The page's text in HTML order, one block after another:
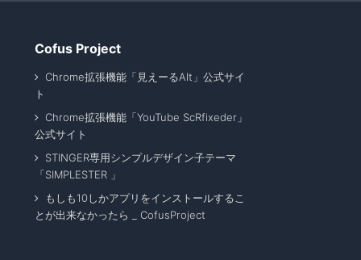
Cofus Project
Chrome拡張機能「見えーるAlt」公式サイ
ト
Chrome拡張機能「YouTube ScRfixeder」
公式サイト
STINGER専用シンプルデザイン子テーマ
「SIMPLESTER 」
もしも10しかアプリをインストールするこ
とが出来なかったら _ CofusProject